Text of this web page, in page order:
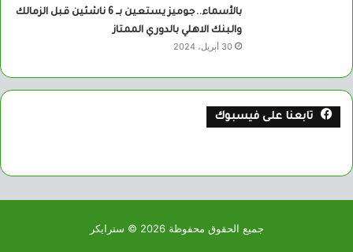
بالأسماء..جوميز يستعين بــ 6 ناشئين قبل الزمالك
والبنك الاهلي بالدوري الممتاز
30 أبريل، 2024
تابعنا على فيسبوك
جميع الحقوق محفوظة 2026 © سترايكر